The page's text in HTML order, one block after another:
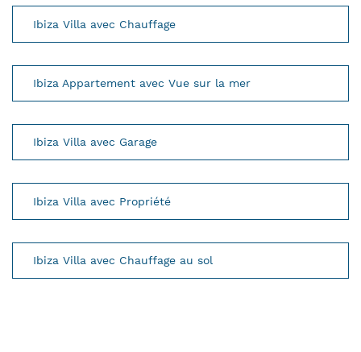
Ibiza Villa avec Chauffage
Ibiza Appartement avec Vue sur la mer
Ibiza Villa avec Garage
Ibiza Villa avec Propriété
Ibiza Villa avec Chauffage au sol